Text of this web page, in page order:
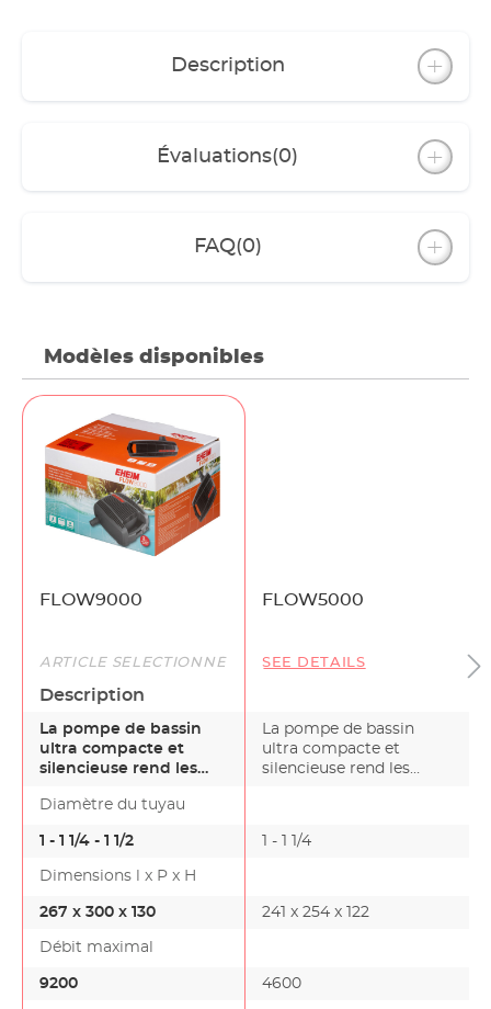
Description
Évaluations(0)
FAQ(0)
Modèles disponibles
FLOW9000 FLOW5000
ARTICLE SÉLECTIONNÉ SEE DETAILS
Description
La pompe de bassin
ultra compacte et
silencieuse rend les
po…
La pompe de bassin
ultra compacte et
silencieuse rend les
Diamètre du tuyau
1 - 1 1/4 - 1 1/2 1 - 1 1/4
Dimensions l x P x H
267 x 300 x 130 241 x 254 x 122
Débit maximal
9200 4600